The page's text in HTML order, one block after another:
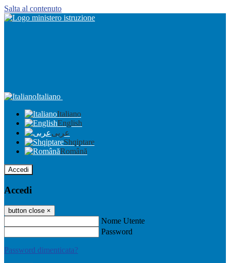
Salta al contenuto
Italiano
Italiano
English
عربى
Shqiptare
Română
Accedi
Accedi
button close ×
Nome Utente
Password
Password dimenticata?